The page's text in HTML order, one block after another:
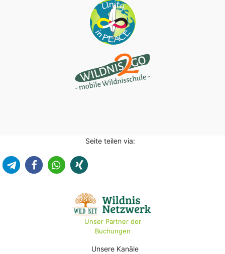
Seite teilen via:
Unser Partner der
Buchungen
Unsere Kanäle